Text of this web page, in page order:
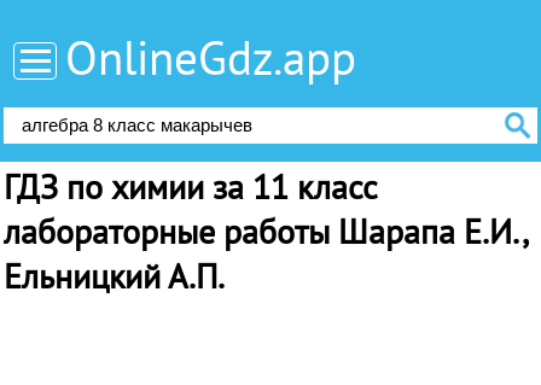
OnlineGdz.app
ГДЗ по химии за 11 класс
лабораторные работы Шарапа Е.И.,
Ельницкий А.П.